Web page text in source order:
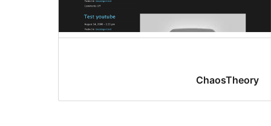
ChaosTheory